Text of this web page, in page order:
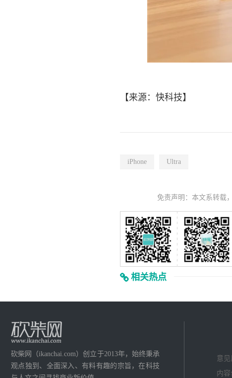
【来源：快科技】
iPhone Ultra
免责声明：本文系转载
相关热点
砍柴网（ikanchai.com）创立于2013年，始终秉承
观点独到、全面深入、有料有趣的宗旨，在科技
意见
内容